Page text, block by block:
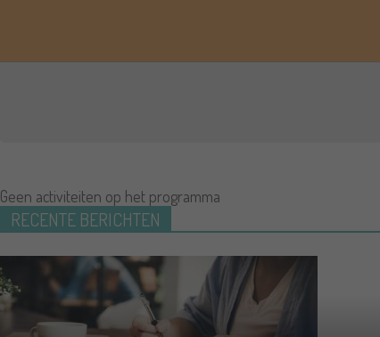
Geen activiteiten op het programma
RECENTE BERICHTEN